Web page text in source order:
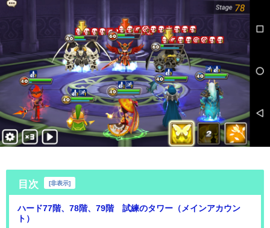
目次 [非表示]
ハード77階、78階、79階 試練のタワー（メインアカウン
ト）